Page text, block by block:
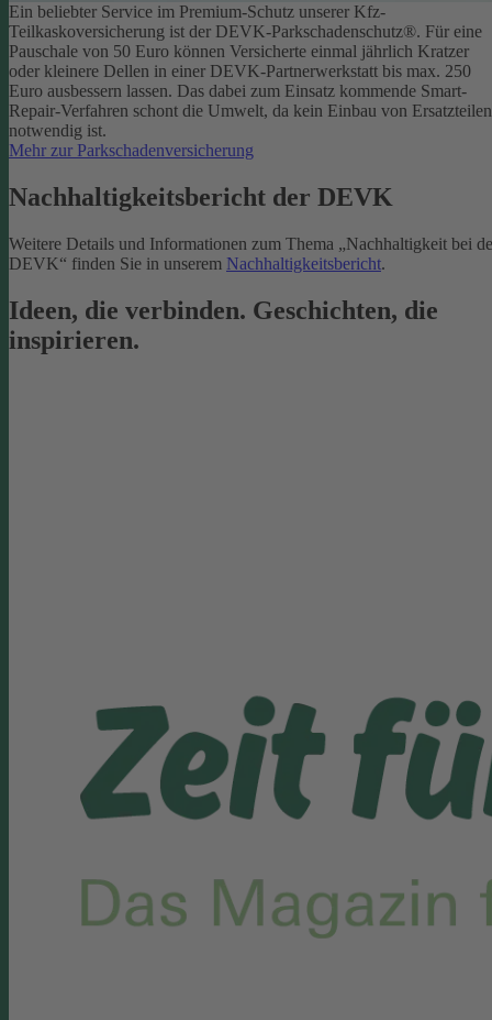
Ein beliebter Service im Premium-Schutz unserer Kfz-
Teilkaskoversicherung ist der DEVK-Parkschadenschutz®. Für eine
Pauschale von 50 Euro können Versicherte einmal jährlich Kratzer
oder kleinere Dellen in einer DEVK-Partnerwerkstatt bis max. 250
Euro ausbessern lassen. Das dabei zum Einsatz kommende Smart-
Repair-Verfahren schont die Umwelt, da kein Einbau von Ersatzteilen
notwendig ist.
Mehr zur Parkschadenversicherung
Nachhaltigkeitsbericht der DEVK
Weitere Details und Informationen zum Thema „Nachhaltigkeit bei
DEVK“ finden Sie in unserem Nachhaltigkeitsbericht.
Ideen, die verbinden. Geschichten, die
inspirieren.